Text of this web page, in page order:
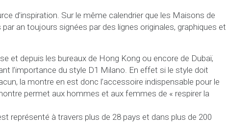
d’inspiration. Sur le même calendrier que les Maisons de
an toujours signées par des lignes originales, graphiques et
et depuis les bureaux de Hong Kong ou encore de Dubaï,
l’importance du style D1 Milano. En effet si le style doit
la montre en est donc l’accessoire indispensable pour le
permet aux hommes et aux femmes de « respirer la
représenté à travers plus de 28 pays et dans plus de 200